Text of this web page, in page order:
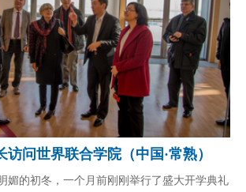
访问世界联合学院（中国·常熟）
媚的初冬，一个月前刚刚举行了盛大开学典礼